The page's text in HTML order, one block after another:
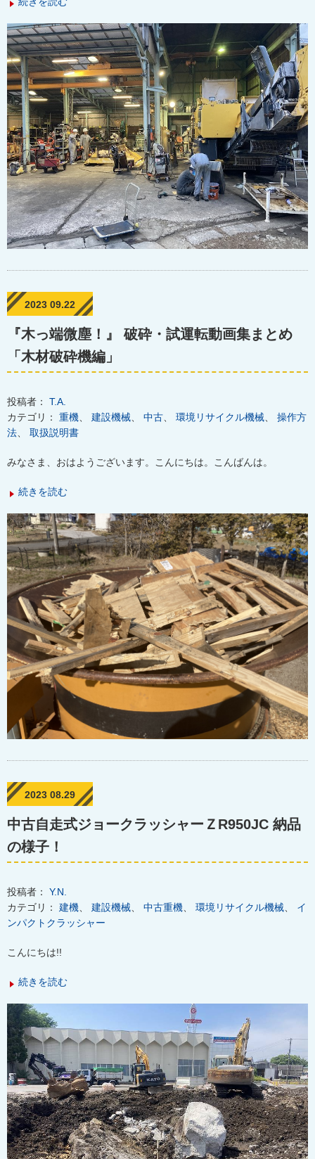
2023 09.22
『木っ端微塵！』 破砕・試運転動画集まとめ
「木材破砕機編」
投稿者： T.A.
カテゴリ： 重機 建設機械 中古 環境リサイクル機械
操作方
法
取扱説明書
みなさま、おはようございます。こんにちは。こんばんは。
続きを読む
2023 08.29
中古自走式ジョークラッシャーＺR950JC 納品
の様子！
投稿者： Y.N.
カテゴリ： 建機 建設機械 中古重機 環境リサイクル機械
イ
ンパクトクラッシャー
こんにちは!!
続きを読む